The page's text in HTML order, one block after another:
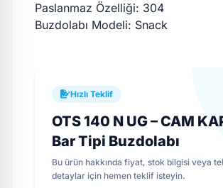
Paslanmaz Özelliği: 304
Buzdolabı Modeli: Snack
Hızlı Teklif
OTS 140 N UG – CAM
Bar Tipi Buzdolabı
Bu ürün hakkında fiyat, stok bilgisi veya
detaylar için hemen teklif isteyin.